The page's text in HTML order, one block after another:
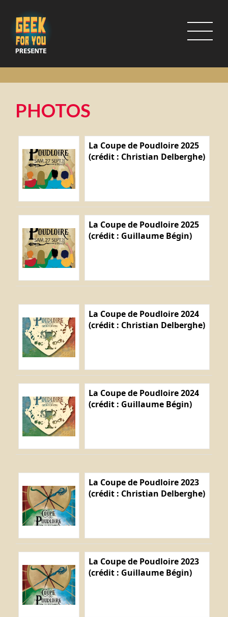
PHOTOS
La Coupe de Poudloire 2025
(crédit : Christian Delberghe)
La Coupe de Poudloire 2025
(crédit : Guillaume Bégin)
La Coupe de Poudloire 2024
(crédit : Christian Delberghe)
La Coupe de Poudloire 2024
(crédit : Guillaume Bégin)
La Coupe de Poudloire 2023
(crédit : Christian Delberghe)
La Coupe de Poudloire 2023
(crédit : Guillaume Bégin)